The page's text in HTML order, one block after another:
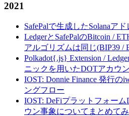
2021
SafePalで生成したSolanaア
LedgerとSafePalのBitcoin /
アルゴリズムは同じ(BIP39 /
Polkadot{.js} Extension /
ニックを用いたDOTアカウ
IOST: Donnie Finance 発行
ングフロー
IOST: DeFiプラットフォーム
ウン事象についてまとめて